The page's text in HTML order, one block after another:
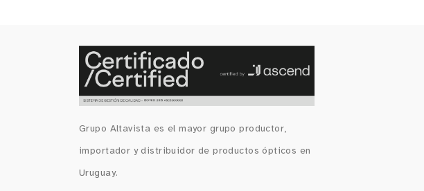
Grupo Altavista es el mayor grupo productor,
importador y distribuidor de productos ópticos en
Uruguay.